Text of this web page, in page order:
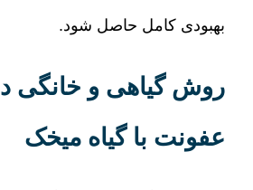
بهبودی کامل حاصل شود.
روش گیاهی و خانگی
عفونت با گیاه میخک